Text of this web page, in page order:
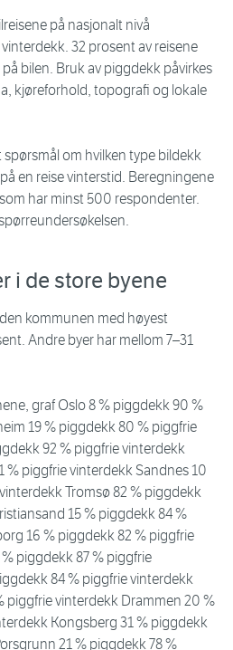
på nasjonalt nivå
32 prosent av reisene
bilen. Bruk av piggdekk påvirkes
kjøreforhold, topografi og lokale
spørsmål om hvilken type bildekk
en reise vinterstid. Beregningene
har minst 500 respondenter.
i de store byene
kommunen med høyest
Andre byer har mellom 7–31